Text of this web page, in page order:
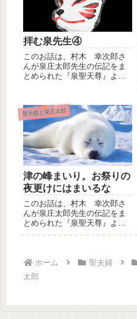
拝む泉先生④
このお話は、村木 幸次郎さ
んが泉庄太郎先生の伝記をま
とめられた『泉聖天尊』よ
聖天様と泉庄太郎
津の峰まいり。お祭りの
夜更けにはまいるな
このお話は、村木 幸次郎さ
んが泉庄太郎先生の伝記をま
とめられた『泉聖天尊』よ
ホーム 聖夫婦
太郎